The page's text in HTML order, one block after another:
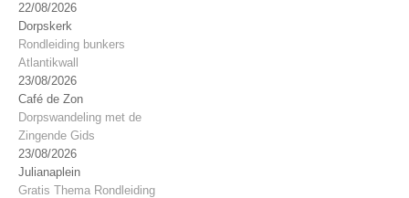
22/08/2026
Dorpskerk
Rondleiding bunkers
Atlantikwall
23/08/2026
Café de Zon
Dorpswandeling met de
Zingende Gids
23/08/2026
Julianaplein
Gratis Thema Rondleiding